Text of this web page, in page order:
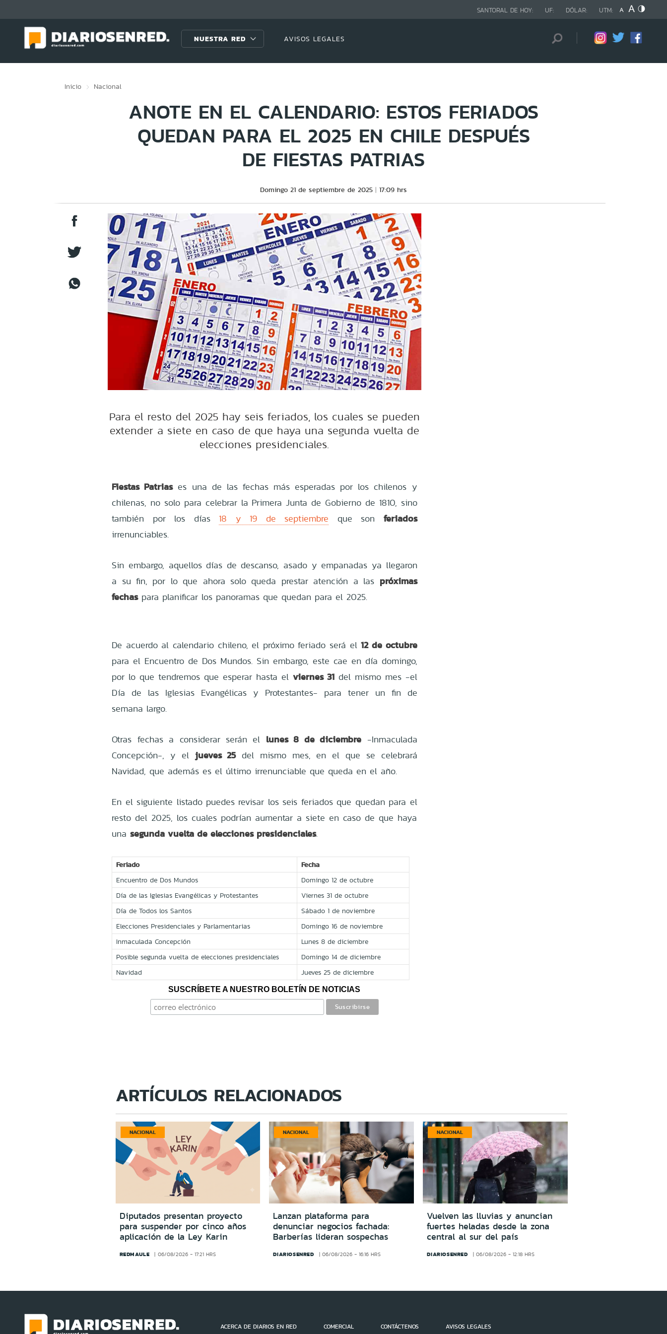
SANTORAL DE HOY: UF: DÓLAR: UTM:
NUESTRA RED AVISOS LEGALES
Inicio Nacional
ANOTE EN EL CALENDARIO: ESTOS FERIADOS
QUEDAN PARA EL 2025 EN CHILE DESPUÉS
DE FIESTAS PATRIAS
Domingo 21 de septiembre de 2025 17:09 hrs
Para el resto del 2025 hay seis feriados, los cuales se pueden
extender a siete en caso de que haya una segunda vuelta de
elecciones presidenciales.
Fiestas Patriases una de las fechas más esperadas por los chilenos y
chilenas, no solo para celebrar la Primera Junta de Gobierno de 1810, sino
también por los días 18 y 19 de septiembre que son feriados
irrenunciables.
Sin embargo, aquellos días de descanso, asado y empanadas ya llegaron
a su fin, por lo que ahora solo queda prestar atención a las próximas
fechaspara planificar los panoramas que quedan para el 2025.
De acuerdo al calendario chileno, el próximo feriado será el12 de octubre
para el Encuentro de Dos Mundos. Sin embargo, este cae en día domingo,
por lo que tendremos que esperar hasta el viernes 31del mismo mes -el
Día de las Iglesias Evangélicas y Protestantes- para tener un fin de
semana largo.
Otras fechas a considerar serán el lunes 8 de diciembre -Inmaculada
Concepción-, y el jueves 25del mismo mes, en el que se celebrará
Navidad, que además es el último irrenunciable que queda en el año.
En el siguiente listado puedes revisar los seis feriados que quedan para el
resto del 2025, los cuales podrían aumentar a siete en caso de que haya
unasegunda vuelta de elecciones presidenciales.
Feriado
Fecha
Encuentro de Dos Mundos
Domingo 12 de octubre
Día de las Iglesias Evangélicas y Protestantes
Viernes 31 de octubre
Día de Todos los Santos
Sábado 1 de noviembre
Elecciones Presidenciales y Parlamentarias
Domingo 16 de noviembre
Inmaculada Concepción
Lunes 8 de diciembre
Posible segunda vuelta de elecciones presidenciales
Domingo 14 de diciembre
Navidad
Jueves 25 de diciembre
SUSCRÍBETE A NUESTRO BOLETÍN DE NOTICIAS
ARTÍCULOS RELACIONADOS
NACIONAL
Diputados presentan proyecto
para suspender por cinco años
aplicación de la Ley Karin
REDMAULE 06/08/2026 - 17:21 HRS
NACIONAL
Lanzan plataforma para
denunciar negocios fachada:
Barberías lideran sospechas
DIARIOSENRED 06/08/2026 - 16:16 HRS
NACIONAL
Vuelven las lluvias y anuncian
fuertes heladas desde la zona
central al sur del país
DIARIOSENRED 06/08/2026 - 12:18 HRS
ACERCA DE DIARIOS EN RED COMERCIAL CONTÁCTENOS AVISOS LEGALES